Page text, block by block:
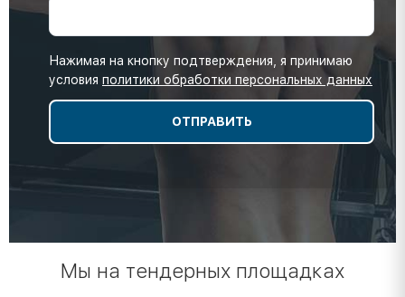
Нажимая на кнопку подтверждения, я принимаю
условия политики обработки персональных данных
Мы на тендерных площадках